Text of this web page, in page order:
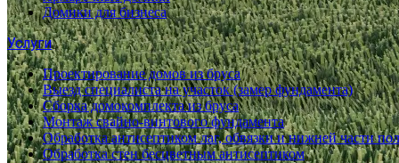
Домики для бизнеса
Услуги
Проектирование домов из бруса
Выезд специалиста на участок (замер фундамента)
Сборка домокомплекта из бруса
Монтаж свайно-винтового фундамента
Обработка антисептиком лаг, обвязки и нижней части
Обработка стен бесцветным антисептиком